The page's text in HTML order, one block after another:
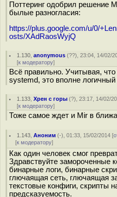
Поттеринг одобрил решение
былые разногласия:
https://plus.google.com/u/0/
osts/XAdRaosWyjQ
1.130 ,anonymous (??), 23:04, 14/02/
[к модератору]
Всё правильно. Учитывая,
systemd, это вполне логичный
1.133 ,Хрен с горы (?), 23:17, 14/02/
[к модератору]
Тоже самое ждет и Mir в
1.143 ,Аноним (-), 01:33, 15/02/2014 [
[к модератору]
Как один человек смог
Здравствуйте замороченные
бинарные логи, бинарные
глючаящая сеть, глючаящая
текстовые конфиги, скрипты
предсказуемость.